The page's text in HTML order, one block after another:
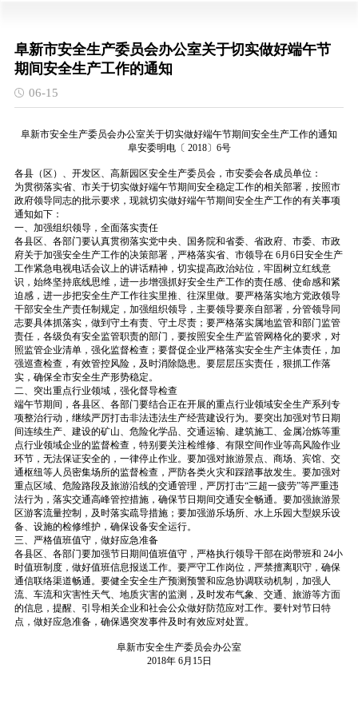
阜新市安全生产委员会办公室关于切实做好端午节
期间安全生产工作的通知
06-15
阜新市安全生产委员会办公室关于切实做好端午节期间安全生产工作的通知
阜安委明电〔 2018〕6号
各县（区）、开发区、高新园区安全生产委员会，市安委会各成员单位：
为贯彻落实省、市关于切实做好端午节期间安全稳定工作的相关部署，按照市
政府领导同志的批示要求，现就切实做好端午节期间安全生产工作的有关事项
通知如下：
一、加强组织领导，全面落实责任
各县区、各部门要认真贯彻落实党中央、国务院和省委、省政府、市委、市政
府关于加强安全生产工作的决策部署，严格落实省、市领导在 6月6日安全生产
工作紧急电视电话会议上的讲话精神，切实提高政治站位，牢固树立红线意
识，始终坚持底线思维，进一步增强抓好安全生产工作的责任感、使命感和紧
迫感，进一步把安全生产工作往实里推、往深里做。要严格落实地方党政领导
干部安全生产责任制规定，加强组织领导，主要领导要亲自部署，分管领导同
志要具体抓落实，做到守土有责、守土尽责；要严格落实属地监管和部门监管
责任，各级负有安全监管职责的部门，要按照安全生产监管网格化的要求，对
照监管企业清单，强化监督检查；要督促企业严格落实安全生产主体责任，加
强巡查检查，有效管控风险，及时消除隐患。要层层压实责任，狠抓工作落
实，确保全市安全生产形势稳定。
二、突出重点行业领域，强化督导检查
端午节期间，各县区、各部门要结合正在开展的重点行业领域安全生产系列专
项整治行动，继续严厉打击非法违法生产经营建设行为。要突出加强对节日期
间连续生产、建设的矿山、危险化学品、交通运输、建筑施工、金属冶炼等重
点行业领域企业的监督检查，特别要关注检维修、有限空间作业等高风险作业
环节，无法保证安全的，一律停止作业。要加强对旅游景点、商场、宾馆、交
通枢纽等人员密集场所的监督检查，严防各类火灾和踩踏事故发生。要加强对
重点区域、危险路段及旅游沿线的交通管理，严厉打击“三超一疲劳”等严重违
法行为，落实交通高峰管控措施，确保节日期间交通安全畅通。要加强旅游景
区游客流量控制，及时落实疏导措施；要加强游乐场所、水上乐园大型娱乐设
备、设施的检修维护，确保设备安全运行。
三、严格值班值守，做好应急准备
各县区、各部门要加强节日期间值班值守，严格执行领导干部在岗带班和 24小
时值班制度，做好值班信息报送工作。要严守工作岗位，严禁擅离职守，确保
通信联络渠道畅通。要健全安全生产预测预警和应急协调联动机制，加强人
流、车流和灾害性天气、地质灾害的监测，及时发布气象、交通、旅游等方面
的信息，提醒、引导相关企业和社会公众做好防范应对工作。要针对节日特
点，做好应急准备，确保遇突发事件及时有效应对处置。
阜新市安全生产委员会办公室
2018年 6月15日